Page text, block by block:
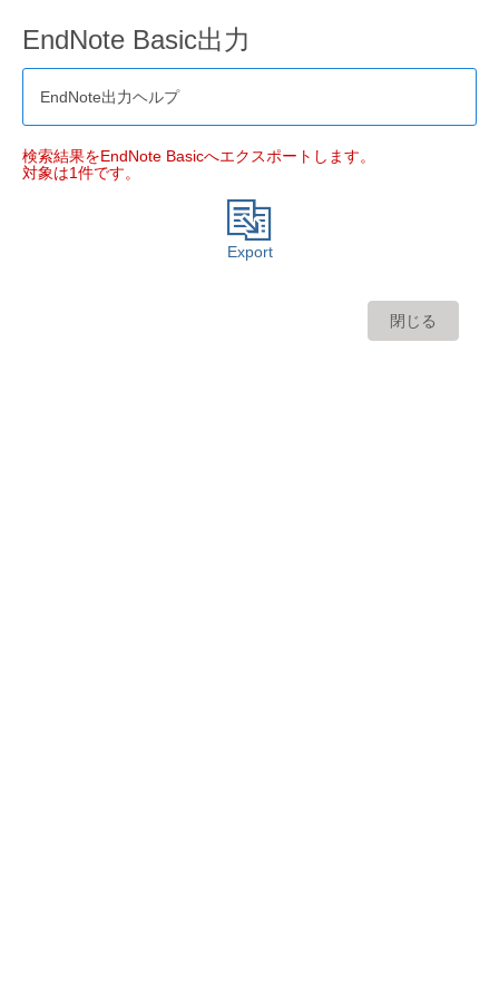
EndNote Basic出力
EndNote出力ヘルプ
検索結果をEndNote Basicへエクスポートします。
対象は1件です。
Export